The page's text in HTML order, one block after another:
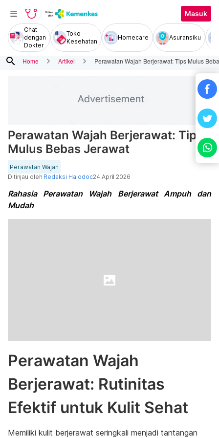
Masuk
Chat
dengan
Dokter
Toko
Kesehatan
Homecare Asuransiku
search Home Artikel Perawatan Wajah Berjerawat: Tips Mulus
Perawatan Wajah Berjerawat: Tips
Mulus Bebas Jerawat
Perawatan Wajah
Ditinjau oleh Redaksi Halodoc24 April 2026
Rahasia Perawatan Wajah Berjerawat Ampuh dan
Mudah
Perawatan Wajah
Berjerawat: Rutinitas
Efektif untuk Kulit Sehat
Memiliki kulit berjerawat seringkali menjadi tantangan